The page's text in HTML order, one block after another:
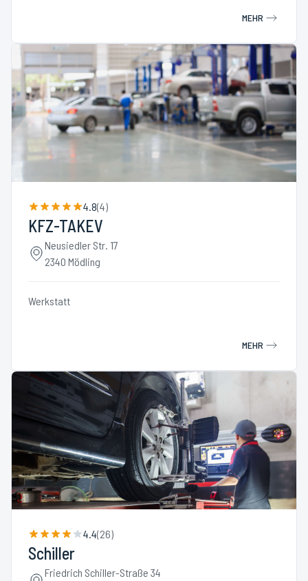
MEHR
4.8(4)
KFZ-TAKEV
Neusiedler Str. 17
2340 Mödling
Werkstatt
MEHR
4.4(26)
Schiller
Friedrich Schiller-Straße 34